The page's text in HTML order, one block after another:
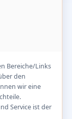
Bereiche/Links
den
wir eine
Service ist der